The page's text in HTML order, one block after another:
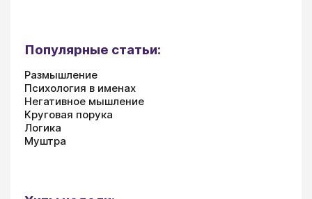
Популярные статьи:
Размышление
Психология в именах
Негативное мышление
Круговая порука
Логика
Муштра